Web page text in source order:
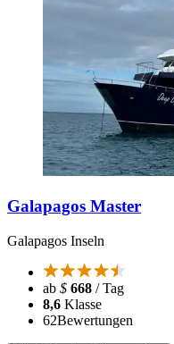
Galapagos Master
Galapagos Inseln
ab $ 668 / Tag
8,6 Klasse
62Bewertungen